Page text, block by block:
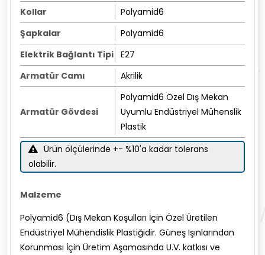
Kollar
Polyamid6
Şapkalar
Polyamid6
Elektrik Bağlantı Tipi
E27
Armatür Camı
Akrilik
Armatür Gövdesi
Polyamid6 Özel Dış Mekan
Uyumlu Endüstriyel Mühenslik
Plastik
Ürün ölçülerinde +- %10'a kadar tolerans
olabilir.
Malzeme
Polyamid6 (Dış Mekan Koşulları İçin Özel Üretilen
Endüstriyel Mühendislik Plastiğidir. Güneş Işınlarından
Korunması İçin Üretim Aşamasında U.V. katkısı ve